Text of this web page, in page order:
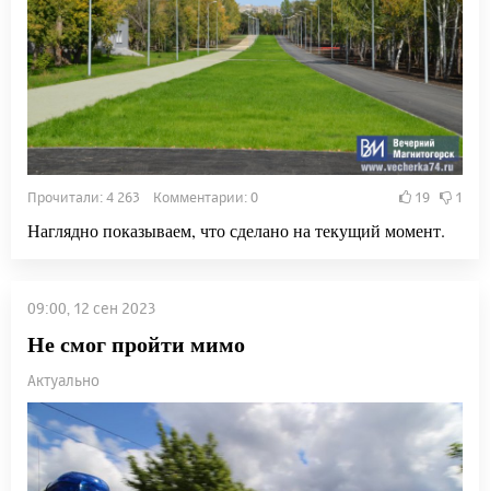
Прочитали: 4 263 Комментарии: 0 19 1
Наглядно показываем, что сделано на текущий момент.
09:00, 12 сен 2023
Не смог пройти мимо
Актуально